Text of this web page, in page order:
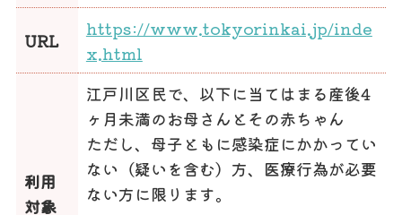
URL
https://www.tokyorinkai.jp/inde
x.html
利用
対象
江戸川区民で、以下に当てはまる産後4
ヶ月未満のお母さんとその赤ちゃん
ただし、母子ともに感染症にかかってい
ない（疑いを含む）方、医療行為が必要
ない方に限ります。